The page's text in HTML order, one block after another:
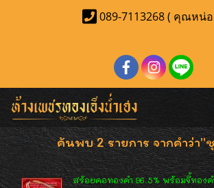
089-7113268 ( คุณหน่อ
ค้นพบ 2 รายการ จากคำว่า"
สร้อยคอทองคำ 96.5% พร้อมจี้ทองค